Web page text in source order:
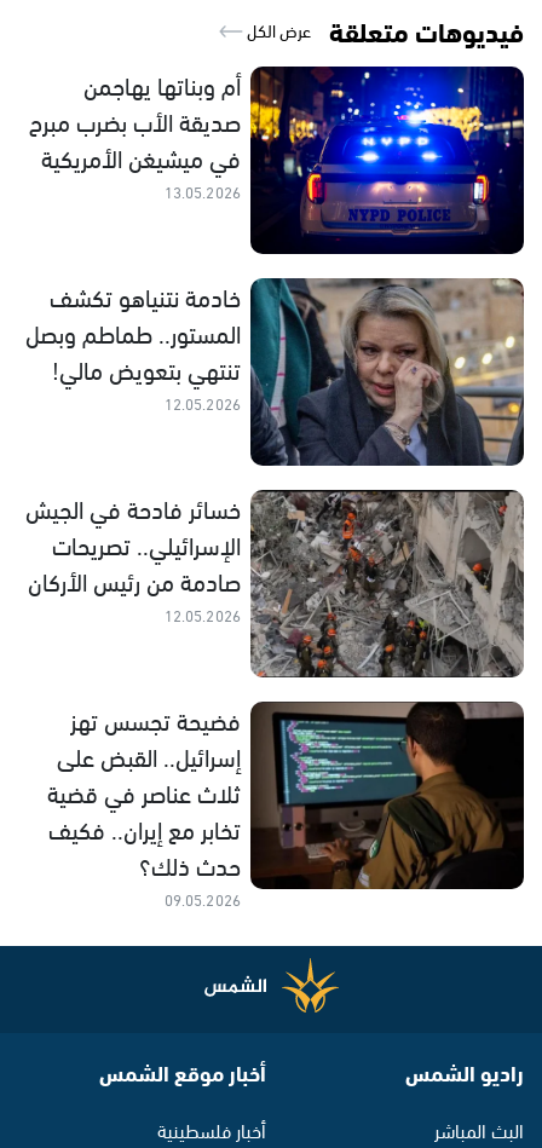
فيديوهات متعلقة عرض الكل
أم وبناتها يهاجمن
صديقة الأب بضرب مبرح
في ميشيغن الأمريكية
13.05.2026
خادمة نتنياهو تكشف
المستور.. طماطم وبصل
تنتهي بتعويض مالي!
12.05.2026
خسائر فادحة في الجيش
الإسرائيلي.. تصريحات
صادمة من رئيس الأركان
12.05.2026
فضيحة تجسس تهز
إسرائيل.. القبض على
ثلاث عناصر في قضية
تخابر مع إيران.. فكيف
حدث ذلك؟
09.05.2026
راديو الشمس
البث المباشر
أخبار موقع الشمس
أخبار فلسطينية